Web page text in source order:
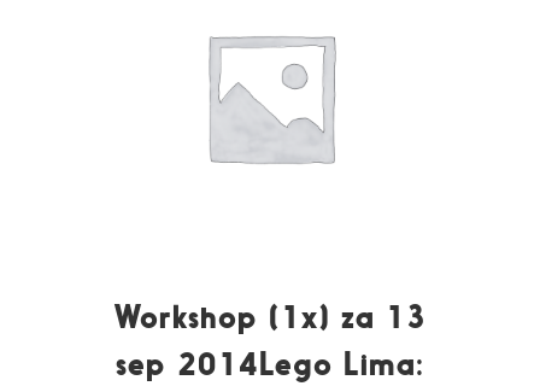
Workshop (1x) za 13
sep 2014Lego Lima: